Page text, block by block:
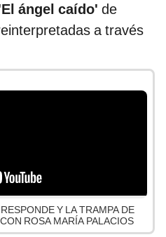
ángel caído' de
a través
Y LA TRAMPA DE
ROSA MARÍA PALACIOS